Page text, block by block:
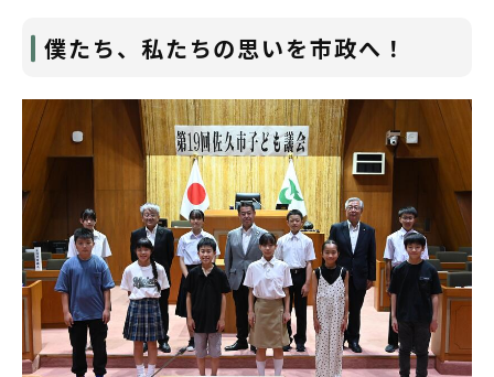
僕たち、私たちの思いを市政へ！